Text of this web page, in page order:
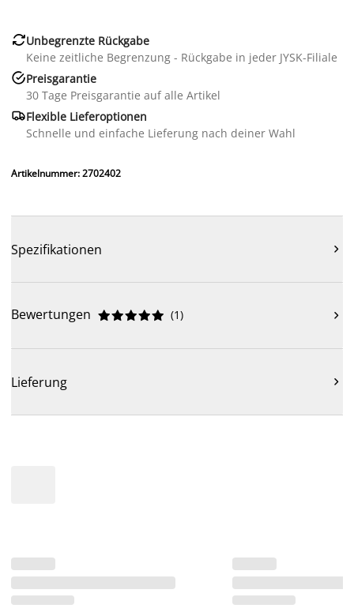
Unbegrenzte Rückgabe
Keine zeitliche Begrenzung - Rückgabe in jeder JYSK-Filiale
Preisgarantie
30 Tage Preisgarantie auf alle Artikel
Flexible Lieferoptionen
Schnelle und einfache Lieferung nach deiner Wahl
Artikelnummer: 2702402
Spezifikationen 
Bewertungen 




 (1) 
Lieferung 